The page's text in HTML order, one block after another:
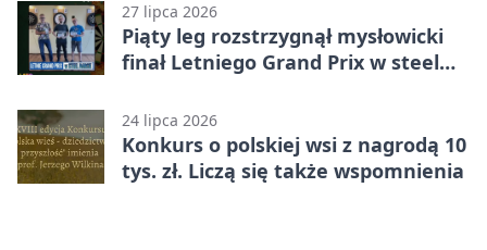
27 lipca 2026
Piąty leg rozstrzygnął mysłowicki
finał Letniego Grand Prix w steel
24 lipca 2026
Konkurs o polskiej wsi z nagrodą 10
tys. zł. Liczą się także wspomnienia